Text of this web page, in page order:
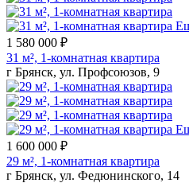
1 580 000 ₽
31 м², 1-комнатная квартира
г Брянск, ул. Профсоюзов, 9
1 600 000 ₽
29 м², 1-комнатная квартира
г Брянск, ул. Федюнинского, 14